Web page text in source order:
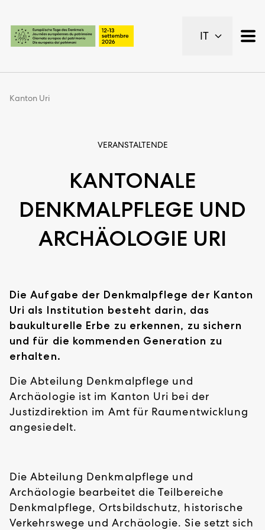
Pagine importanti
Pagina iniziale
Contenuto
Piano del sito
IT
Kanton Uri
VERANSTALTENDE
KANTONALE
DENKMALPFLEGE UND
ARCHÄOLOGIE URI
Die Aufgabe der Denkmalpflege der Kanton
Uri als Institution besteht darin, das
baukulturelle Erbe zu erkennen, zu sichern
und für die kommenden Generation zu
erhalten.
Die Abteilung Denkmalpflege und
Archäologie ist im Kanton Uri bei der
Justizdirektion im Amt für Raumentwicklung
angesiedelt.
Die Abteilung Denkmalpflege und
Archäologie bearbeitet die Teilbereiche
Denkmalpflege, Ortsbildschutz, historische
Verkehrswege und Archäologie. Sie setzt sich